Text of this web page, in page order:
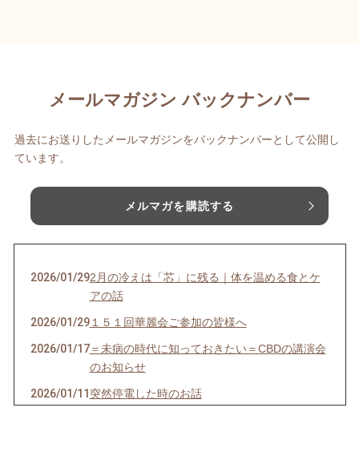
メールマガジン バックナンバー
過去にお送りしたメールマガジンをバックナンバーとして公開し
ています。
メルマガを購読する
2026/01/292月の冷えは「芯」に残る｜体を温める食とケ
アの話
2026/01/29１５１回華麗会ご参加の皆様へ
2026/01/17＝未病の時代に知っておきたい＝CBDの講演会
のお知らせ
2026/01/11 突然停電した時のお話